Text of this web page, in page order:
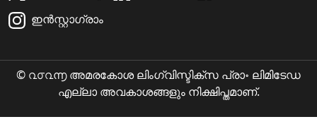
ഇൻസ്റ്റാഗ്രാം
© ൨൦൨൬ അമരകോശ ലിംഗ്വിസ്ടിക്സ പ്രാ॰ ലിമിടേഡ
എല്ലാ അവകാശങ്ങളും നിക്ഷിപ്തമാണ്.